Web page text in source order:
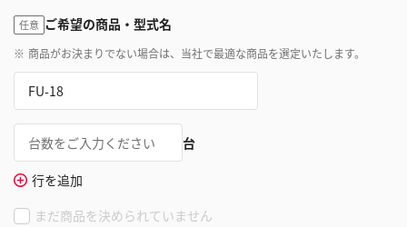
任意 ご希望の商品・型式名
※ 商品がお決まりでない場合は、当社で最適な商品を選定いたします。
台
行を追加
まだ商品を決められていません